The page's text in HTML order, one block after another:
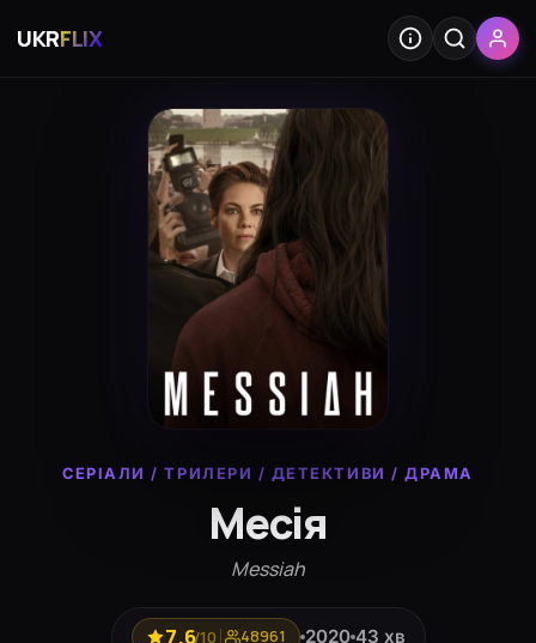
UKRFLIX
СЕРІАЛИ /ТРИЛЕРИ / ДЕТЕКТИВИ /ДРАМА
Месія
Messiah
7.6/10 48961 2020 43 хв